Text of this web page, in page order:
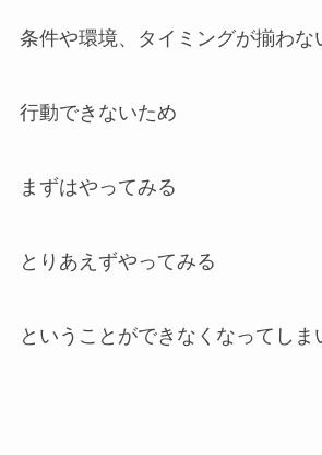
条件や環境、タイミングが揃わな
行動できないため
まずはやってみる
とりあえずやってみる
ということができなくなってしま